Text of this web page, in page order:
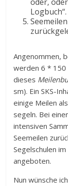
Logbuch“.
Angenommen,
werden 6 * 150
dieses
sm). Ein SKS-
einige Meilen
segeln. Bei
intensiven
Seemeilen
Segelschulen
angeboten.
Nun wünsche